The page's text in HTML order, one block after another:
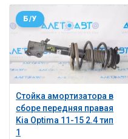
Стойка амортизатора в
сборе передняя правая
Kia Optima 11-15 2.4 тип
1
Б/У